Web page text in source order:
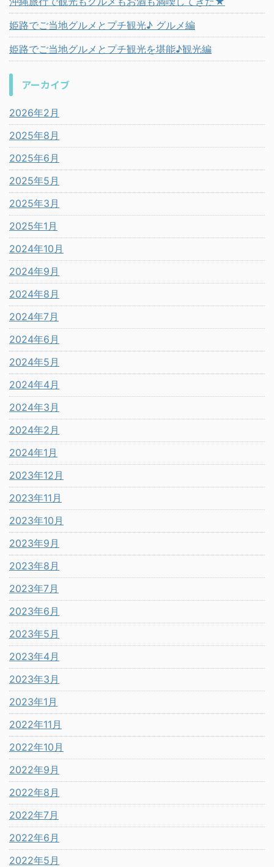
姫路でご当地グルメとプチ観光♪ グルメ編
姫路でご当地グルメとプチ観光を堪能♪観光編
アーカイブ
2026年2月
2025年8月
2025年6月
2025年5月
2025年3月
2025年1月
2024年10月
2024年9月
2024年8月
2024年7月
2024年6月
2024年5月
2024年4月
2024年3月
2024年2月
2024年1月
2023年12月
2023年11月
2023年10月
2023年9月
2023年8月
2023年7月
2023年6月
2023年5月
2023年4月
2023年3月
2023年1月
2022年11月
2022年10月
2022年9月
2022年8月
2022年7月
2022年6月
2022年5月